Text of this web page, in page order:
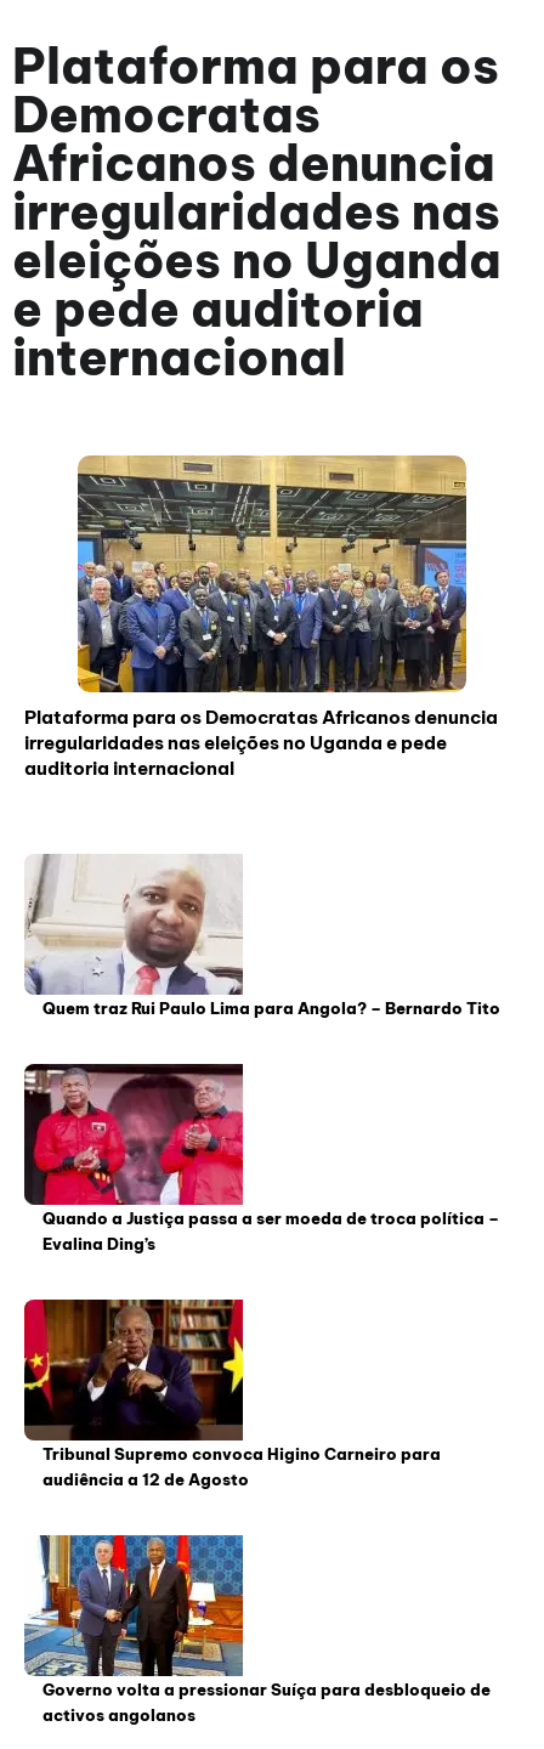
Plataforma para os
Democratas
Africanos denuncia
irregularidades nas
eleições no Uganda
e pede auditoria
internacional
Plataforma para os Democratas Africanos denuncia
irregularidades nas eleições no Uganda e pede
auditoria internacional
Quem traz Rui Paulo Lima para Angola? – Bernardo Tito
Quando a Justiça passa a ser moeda de troca política –
Evalina Ding’s
Tribunal Supremo convoca Higino Carneiro para
audiência a 12 de Agosto
Governo volta a pressionar Suíça para desbloqueio de
activos angolanos